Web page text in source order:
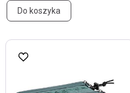
Do koszyka